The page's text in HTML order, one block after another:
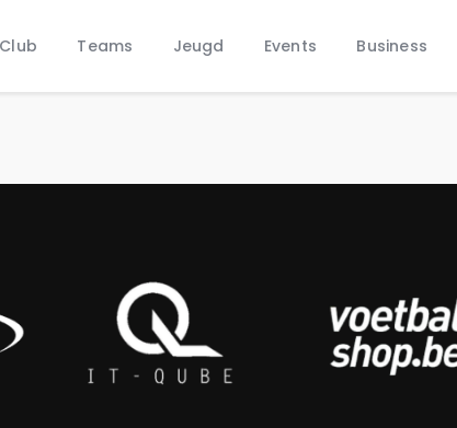
Club Teams Jeugd Events Business
Nieuws
Jeugd